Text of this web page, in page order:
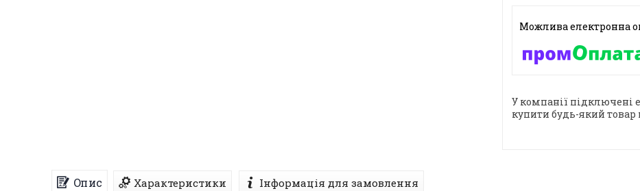
У компанії підключені
купити будь-який
Опис Характеристики Інформація для замовлення